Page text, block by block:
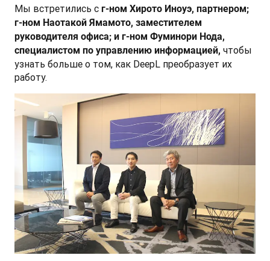
Мы встретились с г-ном Хирото Иноуэ, партнером;
г-ном Наотакой Ямамото, заместителем
руководителя офиса; и г-ном Фуминори Нода,
специалистом по управлению информацией, чтобы
узнать больше о том, как DeepL преобразует их
работу.